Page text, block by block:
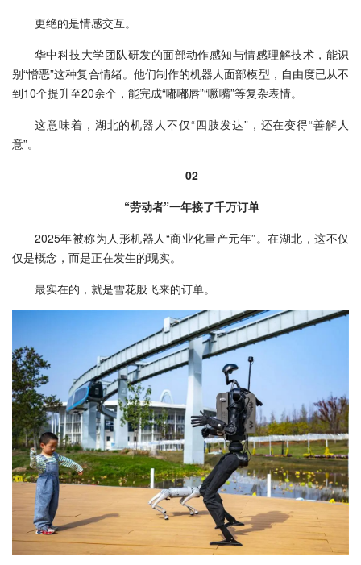
更绝的是情感交互。
华中科技大学团队研发的面部动作感知与情感理解技术，能识
别“憎恶”这种复合情绪。他们制作的机器人面部模型，自由度已从不
到10个提升至20余个，能完成“嘟嘟唇”“噘嘴”等复杂表情。
这意味着，湖北的机器人不仅“四肢发达”，还在变得“善解人
意”。
02
“劳动者”一年接了千万订单
2025年被称为人形机器人“商业化量产元年”。在湖北，这不仅
仅是概念，而是正在发生的现实。
最实在的，就是雪花般飞来的订单。